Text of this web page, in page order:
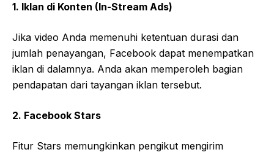
1. Iklan di Konten (In-Stream Ads)
Jika video Anda memenuhi ketentuan durasi dan
jumlah penayangan, Facebook dapat menempatkan
iklan di dalamnya. Anda akan memperoleh bagian
pendapatan dari tayangan iklan tersebut.
2. Facebook Stars
Fitur Stars memungkinkan pengikut mengirim